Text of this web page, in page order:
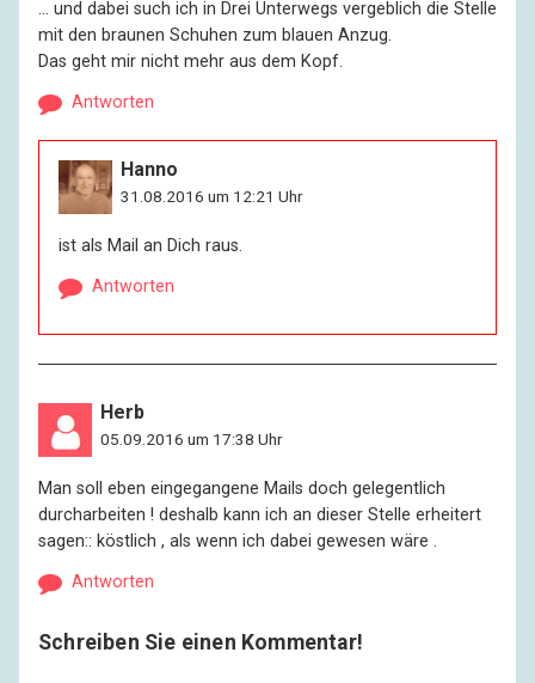
… und dabei such ich in Drei Unterwegs vergeblich die Stelle
mit den braunen Schuhen zum blauen Anzug.
Das geht mir nicht mehr aus dem Kopf.
Antworten
Hanno
31.08.2016 um 12:21 Uhr
ist als Mail an Dich raus.
Antworten
Herb
05.09.2016 um 17:38 Uhr
Man soll eben eingegangene Mails doch gelegentlich
durcharbeiten ! deshalb kann ich an dieser Stelle erheitert
sagen:: köstlich , als wenn ich dabei gewesen wäre .
Antworten
Schreiben Sie einen Kommentar!